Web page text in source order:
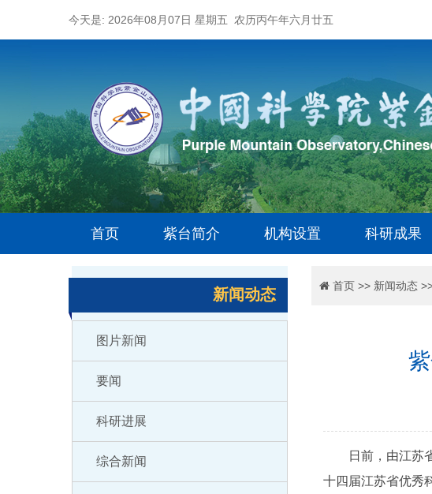
今天是: 2026年08月07日 星期五 农历丙午年六月廿五
首页 紫台简介 机构设置 科研成果
新闻动态
图片新闻
要闻
科研进展
综合新闻
首页>> 新闻动态
日前，由江苏省
十四届江苏省优秀